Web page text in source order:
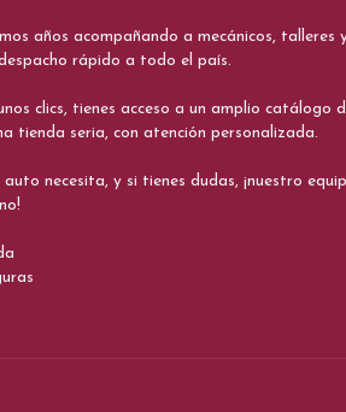
años acompañando a mecánicos,
rápido a todo el país.
clics, tienes acceso a un amplio catálogo
tienda seria, con atención personalizada.
necesita, y si tienes dudas, ¡nuestro